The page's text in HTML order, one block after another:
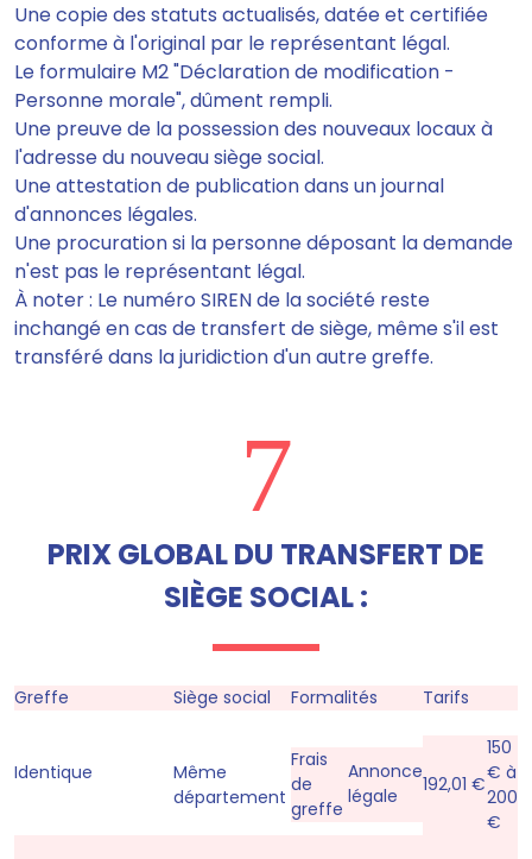
Une copie des statuts actualisés, datée et certifiée
conforme à l'original par le représentant légal.
Le formulaire M2 "Déclaration de modification -
Personne morale", dûment rempli.
Une preuve de la possession des nouveaux locaux à
l'adresse du nouveau siège social.
Une attestation de publication dans un journal
d'annonces légales.
Une procuration si la personne déposant la demande
n'est pas le représentant légal.
À noter : Le numéro SIREN de la société reste
inchangé en cas de transfert de siège, même s'il est
transféré dans la juridiction d'un autre greffe.
7
PRIX GLOBAL DU TRANSFERT DE
SIÈGE SOCIAL :
Greffe Siège social Formalités Tarifs
Identique
Même
département
Frais
de
greffe
Annonce
légale
192,01 €
150
€ à
200
€